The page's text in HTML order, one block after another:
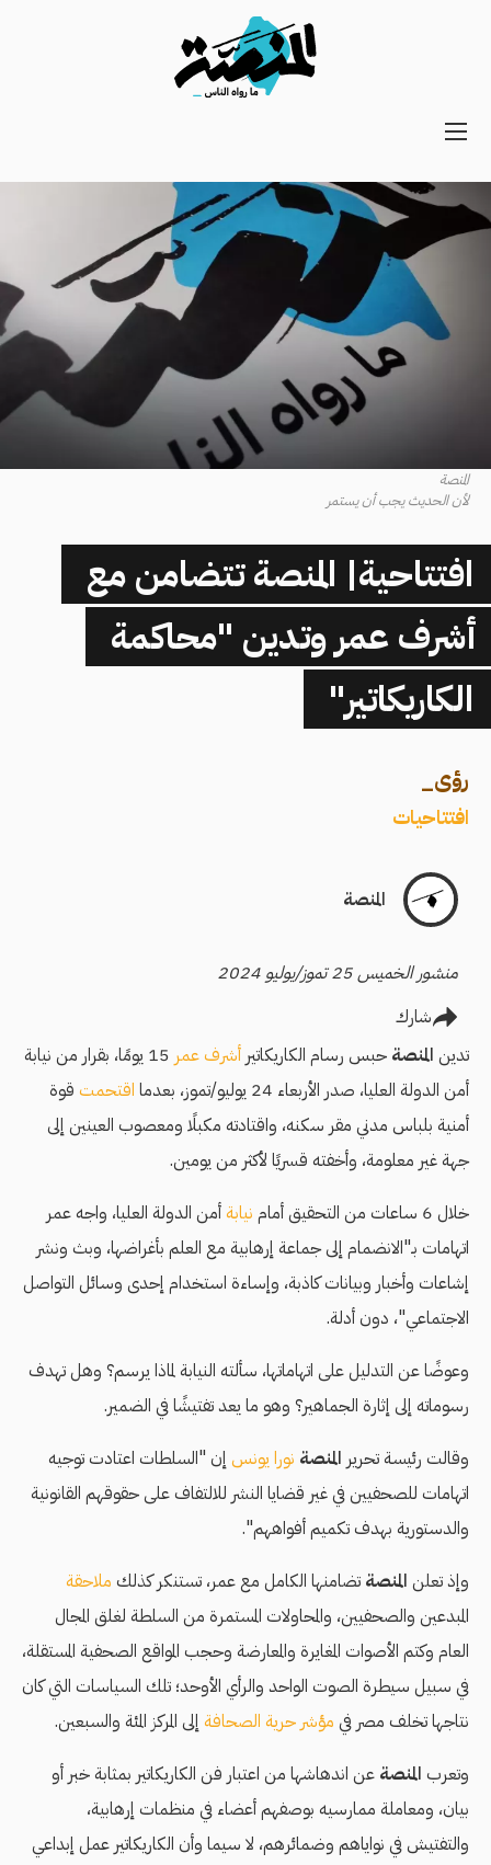
Main
Secondary
Navigation
المنصة
لأن الحديث يجب أن يستمر
افتتاحية| المنصة تتضامن مع
أشرف عمر وتدين "محاكمة
الكاريكاتير"
رؤى_
افتتاحيات
المنصة
منشور الخميس 25 تموز/يوليو 2024
شارك
تدين المنصة حبس رسام الكاريكاتير أشرف عمر
15 يومًا، بقرار من نيابة
أمن الدولة العليا، صدر الأربعاء 24 يوليو/تموز، بعدما
اقتحمت قوة
أمنية بلباس مدني مقر سكنه، واقتادته مكبلًا ومعصوب العينين إلى
جهة غير معلومة، وأخفته قسريًا لأكثر من يومين.
خلال 6 ساعات من التحقيق أمام
نيابة أمن الدولة العليا، واجه عمر
اتهامات بـ"الانضمام إلى جماعة إرهابية مع العلم بأغراضها، وبث ونشر
إشاعات وأخبار وبيانات كاذبة، وإساءة استخدام إحدى وسائل التواصل
الاجتماعي"، دون أدلة.
وعوضًا عن التدليل على اتهاماتها، سألته النيابة لماذا يرسم؟ وهل تهدف
رسوماته إلى إثارة الجماهير؟ وهو ما يعد تفتيشًا في الضمير.
وقالت رئيسة تحرير المنصة نورا يونس إن "السلطات اعتادت توجيه
اتهامات للصحفيين في غير قضايا النشر للالتفاف على حقوقهم القانونية
والدستورية بهدف تكميم أفواههم".
وإذ تعلن المنصة تضامنها الكامل مع عمر، تستنكر كذلك ملاحقة
المبدعين والصحفيين، والمحاولات المستمرة من السلطة لغلق المجال
العام وكتم الأصوات المغايرة والمعارضة وحجب المواقع الصحفية المستقلة،
في سبيل سيطرة الصوت الواحد والرأي الأوحد؛ تلك السياسات التي كان
نتاجها تخلف مصر في مؤشر حرية الصحافة إلى المركز المئة والسبعين.
وتعرب المنصة عن اندهاشها من اعتبار فن الكاريكاتير بمثابة خبر أو
بيان، ومعاملة ممارسيه بوصفهم أعضاء في منظمات إرهابية،
والتفتيش في نواياهم وضمائرهم، لا سيما وأن الكاريكاتير عمل إبداعي